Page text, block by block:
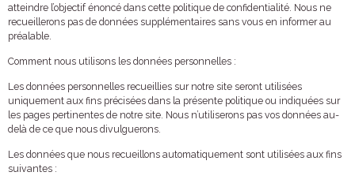
atteindre l’objectif énoncé dans cette politique de confidentialité. Nous ne
recueillerons pas de données supplémentaires sans vous en informer au
préalable.
Comment nous utilisons les données personnelles :
Les données personnelles recueillies sur notre site seront utilisées
uniquement aux fins précisées dans la présente politique ou indiquées sur
les pages pertinentes de notre site. Nous n’utiliserons pas vos données au-
delà de ce que nous divulguerons.
Les données que nous recueillons automatiquement sont utilisées aux fins
suivantes :